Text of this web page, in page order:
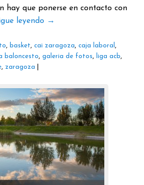
hay que ponerse en contacto con
leyendo →
, basket, cai zaragoza, caja laboral ,
baloncesto, galeria de fotos, liga acb,
, zaragoza